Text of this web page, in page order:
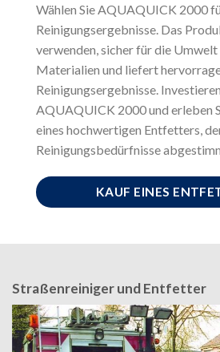
Wählen Sie AQUAQUICK 2000
Reinigungsergebnisse. Das
verwenden, sicher für die Umwelt
Materialien und liefert
Reinigungsergebnisse.
AQUAQUICK 2000 und erleben
eines hochwertigen Entfetters,
Reinigungsbedürfnisse
KAUF EINES
Straßenreiniger und Entfetter